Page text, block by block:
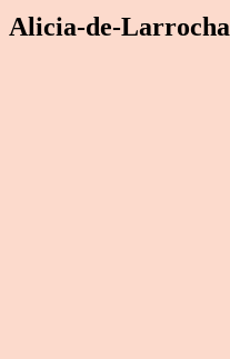
Alicia-de-Larrocha